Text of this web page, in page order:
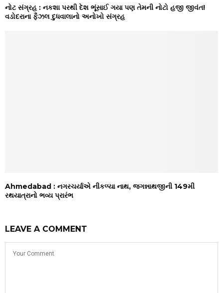
નોટ સંગ્રહ : નકશા પરથી દેશ ભૂંસાઈ ગયા પણ તેમની નોટો હજી જીવંત!
વડોદરાના ફૈઝલ દુધવાલાનો અનોખો સંગ્રહ
Ahmedabad : નગરચર્યાએ નીકળ્યા નાથ, જગન્નાથજીની 149મી
રથયાત્રાનો ભવ્ય પ્રારંભ
LEAVE A COMMENT